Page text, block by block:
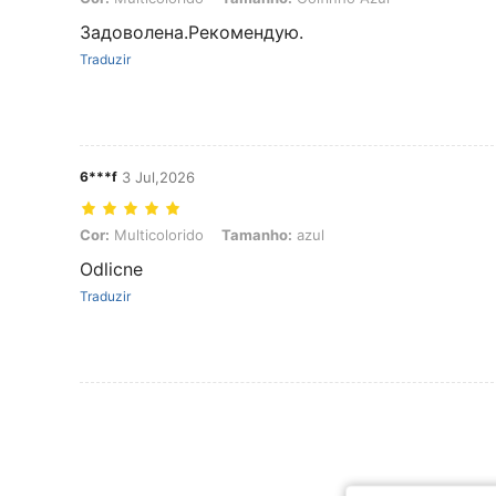
Задоволена.Рекомендую.
Traduzir
6***f 3 Jul,2026
Cor: Multicolorido, Tamanho: azul
Cor: Multicolorido Tamanho: azul
Odlicne
Traduzir